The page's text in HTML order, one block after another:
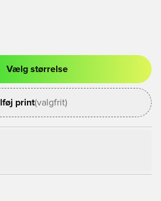
ind eller tilmelde dig som medlem
Vælg størrelse
print(valgfrit)